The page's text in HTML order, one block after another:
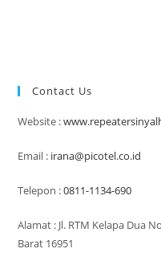
Contact Us
Website :
Email : irana@picotel.co.id
Telepon :0811-1134-690
Alamat : Jl. RTM Kelapa Dua
Barat 16951